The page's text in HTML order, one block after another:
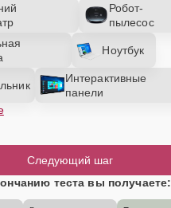
Робот-
пылесос
Ноутбук
Интерактивные
панели
Следующий шаг
теста вы получаете: